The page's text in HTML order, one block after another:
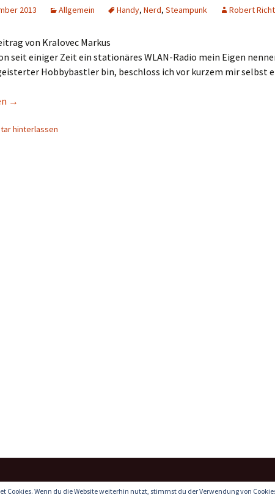
2013 Allgemein Handy, Nerd, Steampunk Robert
von Kralovec Markus
seit einiger Zeit ein stationäres WLAN-Radio mein Eigen
Hobbybastler bin, beschloss ich vor kurzem mir selbst
WLAN-Radio
→
hinterlassen
Cookies. Wenn du die Website weiterhin nutzt, stimmst du der Verwendung von